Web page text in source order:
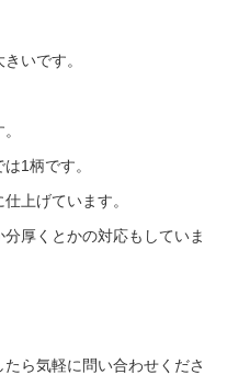
いです。
1柄です。
上げています。
厚くとかの対応もしていま
ら気軽に問い合わせくださ